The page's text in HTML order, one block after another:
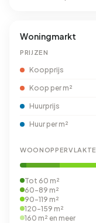
Woningmarkt
PRIJZEN
Koopprijs
Koop per m²
Huurprijs
Huur per m²
WOONOPPERVLAKTE
Tot 60 m²
60-89 m²
90-119 m²
120-159 m²
160 m² en meer